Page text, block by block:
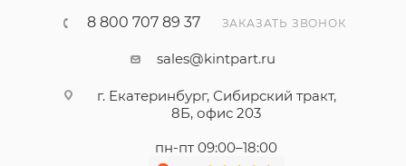
8 800 707 89 37 ЗАКАЗАТЬ ЗВОНОК
sales@kintpart.ru
г. Екатеринбург, Сибирский тракт,
8Б, офис 203
пн-пт 09:00–18:00